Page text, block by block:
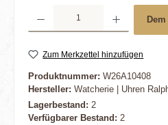
Zum Merkzettel hinzufügen
Produktnummer: W26A10408
Hersteller: Watcherie | Uhren
Lagerbestand: 2
Verfügbarer Bestand: 2